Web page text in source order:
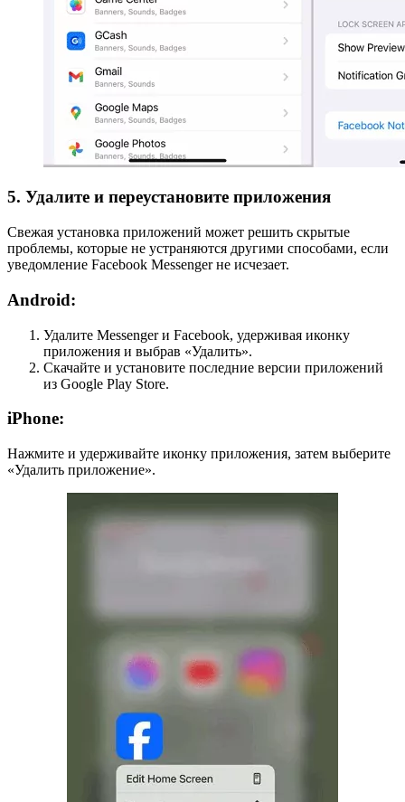
5. Удалите и переустановите приложения
Свежая установка приложений может решить скрытые
проблемы, которые не устраняются другими способами, если
уведомление Facebook Messenger не исчезает.
Android:
Удалите Messenger и Facebook, удерживая иконку
приложения и выбрав «Удалить».
Скачайте и установите последние версии приложений
из Google Play Store.
iPhone:
Нажмите и удерживайте иконку приложения, затем выберите
«Удалить приложение».